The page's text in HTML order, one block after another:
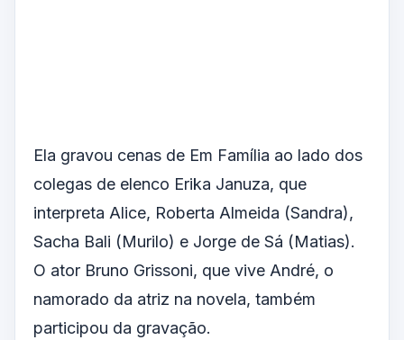
Ela gravou cenas de Em Família ao lado dos
colegas de elenco Erika Januza, que
interpreta Alice, Roberta Almeida (Sandra),
Sacha Bali (Murilo) e Jorge de Sá (Matias).
O ator Bruno Grissoni, que vive André, o
namorado da atriz na novela, também
participou da gravação.